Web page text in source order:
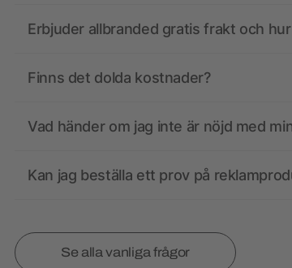
Erbjuder allbranded gratis frakt och
Finns det dolda kostnader?
Vad händer om jag inte är nöjd med
Kan jag beställa ett prov på
Se alla vanliga frågor